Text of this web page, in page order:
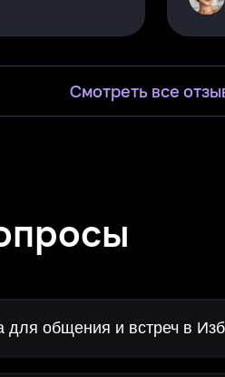
Смотреть все
для общения и встреч в